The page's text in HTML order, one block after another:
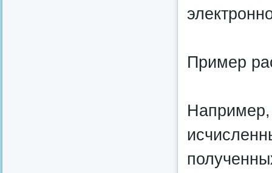
Пример
Например,